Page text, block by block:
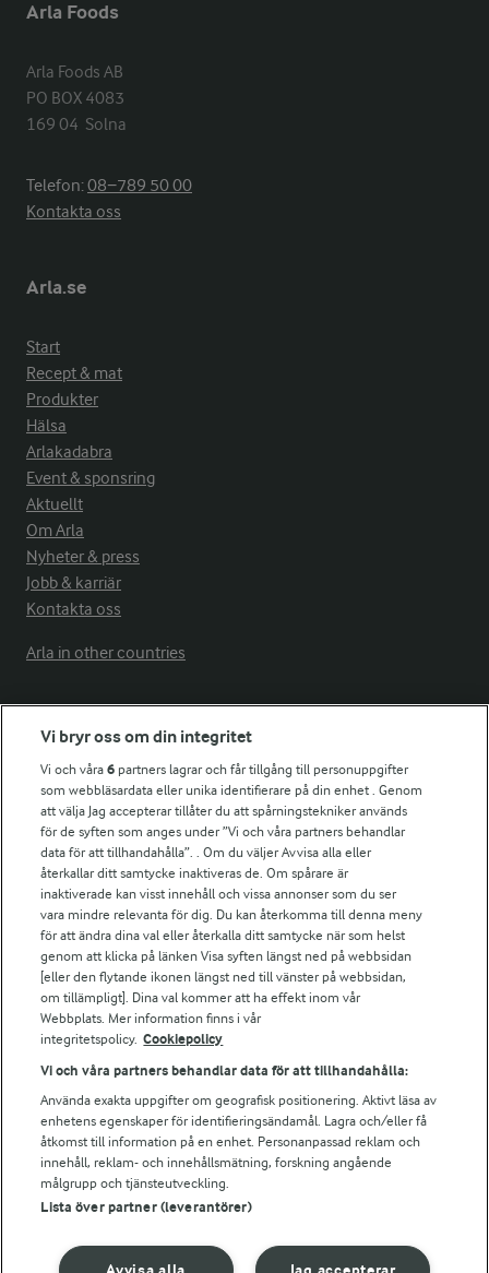
Arla Foods
Arla Foods AB
PO BOX 4083
169 04  Solna
Telefon:08−789 50 00
Kontakta oss
Arla.se
Start
Recept & mat
Produkter
Hälsa
Arlakadabra
Event & sponsring
Aktuellt
Om Arla
Nyheter & press
Jobb & karriär
Kontakta oss
Arla in other countries
Fler Arlasajter
För ägare
Arlas kundportal
Arla.com
Falbygdens Ost
Arla webbshop
Bildbank
Följ oss
© 2026 Arla Foods
Vi bryr oss om din integritet
Vi och våra6 partners lagrar och får tillgång till personuppgifter
som webbläsardata eller unika identifierare på din enhet . Genom
att välja Jag accepterar tillåter du att spårningstekniker används
för de syften som anges under ”Vi och våra partners behandlar
data för att tillhandahålla”. . Om du väljer Avvisa alla eller
återkallar ditt samtycke inaktiveras de. Om spårare är
inaktiverade kan visst innehåll och vissa annonser som du ser
vara mindre relevanta för dig. Du kan återkomma till denna meny
för att ändra dina val eller återkalla ditt samtycke när som helst
genom att klicka på länken Visa syften längst ned på webbsidan
[eller den flytande ikonen längst ned till vänster på webbsidan,
om tillämpligt]. Dina val kommer att ha effekt inom vår
Webbplats. Mer information finns i vår
integritetspolicy. Cookiepolicy
Vi och våra partners behandlar data för att tillhandahålla:
Använda exakta uppgifter om geografisk positionering. Aktivt läsa av
enhetens egenskaper för identifieringsändamål. Lagra och/eller få
åtkomst till information på en enhet. Personanpassad reklam och
innehåll, reklam- och innehållsmätning, forskning angående
målgrupp och tjänsteutveckling.
Lista över partner (leverantörer)